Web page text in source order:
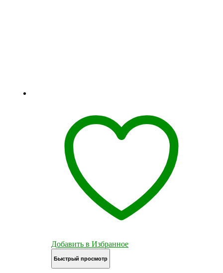
Добавить в Избранное
Быстрый просмотр